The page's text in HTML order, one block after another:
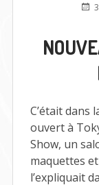
C’était dans
ouvert à
Show, un
maquettes
l’expliquait